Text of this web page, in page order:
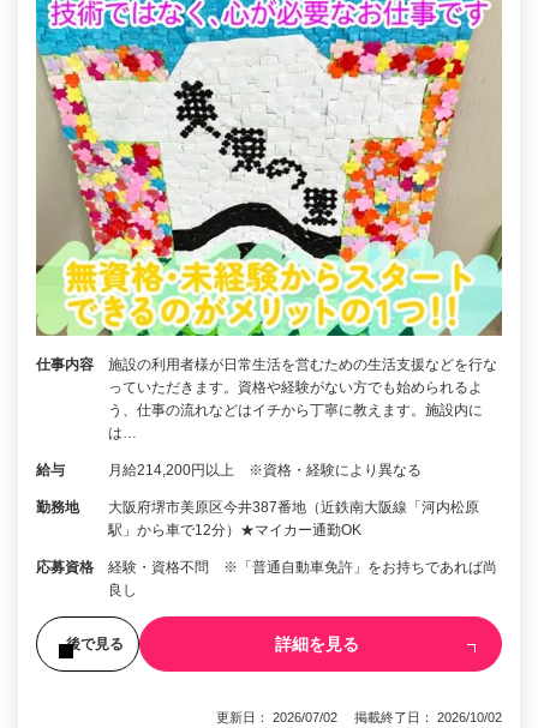
仕事内容
施設の利用者様が日常生活を営むための生活支援などを行な
っていただきます。資格や経験がない方でも始められるよ
う、仕事の流れなどはイチから丁寧に教えます。施設内に
は…
給与 月給214,200円以上 ※資格・経験により異なる
勤務地
大阪府堺市美原区今井387番地（近鉄南大阪線「河内松原
駅」から車で12分）★マイカー通勤OK
応募資格
経験・資格不問 ※「普通自動車免許」をお持ちであれば尚
良し
後で見る 詳細を見る
更新日： 2026/07/02 掲載終了日： 2026/10/02